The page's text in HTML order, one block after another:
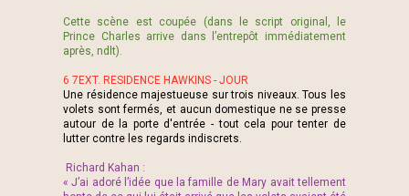
Cette scène est coupée (dans le script original, le
Prince Charles arrive dans l’entrepôt immédiatement
après, ndlt).
6 7EXT. RESIDENCE HAWKINS - JOUR
Une résidence majestueuse sur trois niveaux. Tous les
volets sont fermés, et aucun domestique ne se presse
autour de la porte d'entrée - tout cela pour tenter de
lutter contre les regards indiscrets.
Richard Kahan :
« J’ai adoré l’idée que la famille de Mary avait tellement